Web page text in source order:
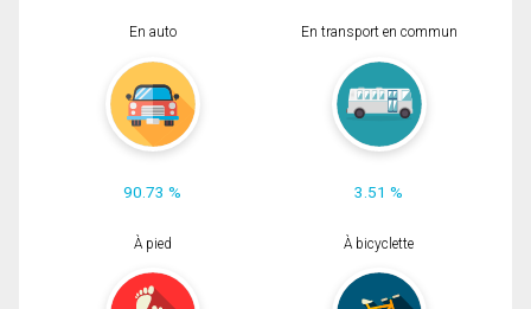
En auto
90.73 %
En transport en commun
3.51 %
À pied À bicyclette